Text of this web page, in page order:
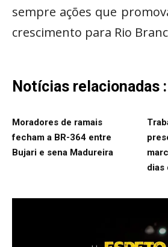
sempre ações que
crescimento para Rio
Notícias relacionadas :
Moradores de ramais
fecham a BR-364 entre
Bujari e sena Madureira
dias